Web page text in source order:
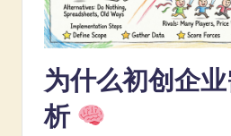
L
为什么初创企
析